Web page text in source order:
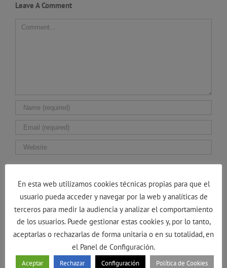
Leave A Comment
Comment
este navegador para la próxima vez que comente.
En esta web utilizamos cookies técnicas propias para que el
usuario pueda acceder y navegar por la web y analíticas de
terceros para medir la audiencia y analizar el comportamiento
de los usuarios. Puede gestionar estas cookies y, por lo tanto,
aceptarlas o rechazarlas de forma unitaria o en su totalidad, en
el Panel de Configuración.
Aceptar Rechazar Configuración Política de Cookies